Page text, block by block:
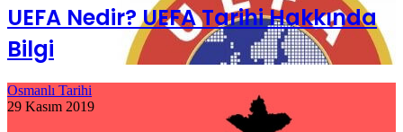
UEFA Nedir? UEFA Tarihi Hakkında
Bilgi
Osmanlı Tarihi
29 Kasım 2019